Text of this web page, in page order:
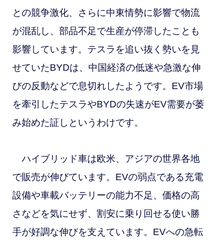
との競争激化、さらに中東情勢に影響で物流
が混乱し、部品不足で生産が停滞したことも
影響しています。テスラを追い抜く勢いを見
せていたBYDは、中国経済の低迷や急激な伸
びの反動などで息切れしたようです。EV市場
を牽引したテスラやBYDの失速がEV需要が萎
み始めた証しというわけです。
ハイブリッド車は欧米、アジアの世界各地
で販売が伸びています。EVの弱点である充電
設備や車載バッテリーの能力不足、価格の高
さなどを気にせず、割安に乗り回せる使い勝
手が好調な伸びを支えています。EVへの急転